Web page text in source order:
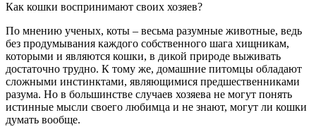
Как кошки воспринимают своих хозяев?
По мнению ученых, коты – весьма разумные животные, ведь
без продумывания каждого собственного шага хищникам,
которыми и являются кошки, в дикой природе выживать
достаточно трудно. К тому же, домашние питомцы обладают
сложными инстинктами, являющимися предшественниками
разума. Но в большинстве случаев хозяева не могут понять
истинные мысли своего любимца и не знают, могут ли кошки
думать вообще.